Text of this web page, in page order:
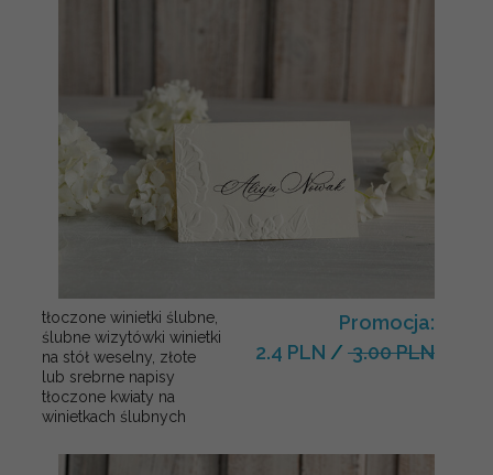
tłoczone winietki ślubne,
ślubne wizytówki winietki
na stół weselny, złote
lub srebrne napisy
tłoczone kwiaty na
winietkach ślubnych
Promocja:
2.4 PLN / 3.00 PLN